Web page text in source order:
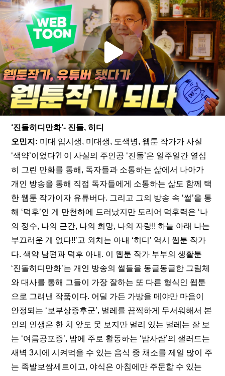
‘진돌히디만화’- 진돌, 히디
오민지: 미대 입시생, 미대생, 도색병, 웹툰 작가가 사실
‘색약’이었다?! 이 사실의 주인공 ‘진돌’은 일주일간 열심
히 그린 만화를 통해, 독자들과 소통하는 삶에서 나아가
개인 방송을 통해 직접 독자들에게 소통하는 삶도 함께 택
한 웹툰 작가이자 유튜버다. 그리고 그의 방송 속 ‘썰’을 통
해 ‘덕후’인 게 만천하에 드러났지만 도리어 덕후력은 ‘나
의 정수, 나의 근간, 나의 희망, 나의 자랑!! 하늘 아래 나는
부끄러운 게 없다!!’고 외치는 아내 ‘히디’ 역시 웹툰 작가
다. 색약 남편과 덕후 아내. 이 웹툰 작가 부부의 생활툰
‘진돌히디만화’는 개인 방송의 썰들을 동글동글한 그림체
와 대사를 통해 그들이 가장 잘하는 또 다른 형식인 웹툰
으로 그려낸 작품이다. 어딜 가든 가방을 메야만 마음이
안정되는 ‘보부상증후군’, 벌레를 끔찍하게 무서워해서 본
인의 인생은 한 치 앞도 못 보지만 멀리 있는 벌레는 잘 보
는 ‘여름공포증’, 밤에 주로 활동하는 ‘밤사람’의 샐러드는
새벽 3시에 시켜먹을 수 있는 음식 중 채소를 제일 많이 주
는 족발보쌈세트이고, 야식은 아침에만 주문할 수 있는